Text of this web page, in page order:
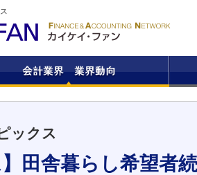
ックス
】田舎暮らし希望